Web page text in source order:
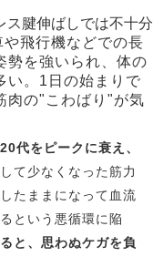
ス腱伸ばしでは不十分
飛行機などでの長
勢を強いられ、体の
い。1日の始まりで
肉の"こわばり"が気
代をピークに衰え、
て少なくなった筋力
たままになって血流
という悪循環に陥
と、思わぬケガを負